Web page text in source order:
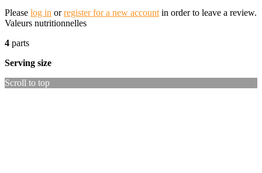
Please log in orregister for a new account in order to leave a review.
Valeurs nutritionnelles
4 parts
Serving size
Scroll to top